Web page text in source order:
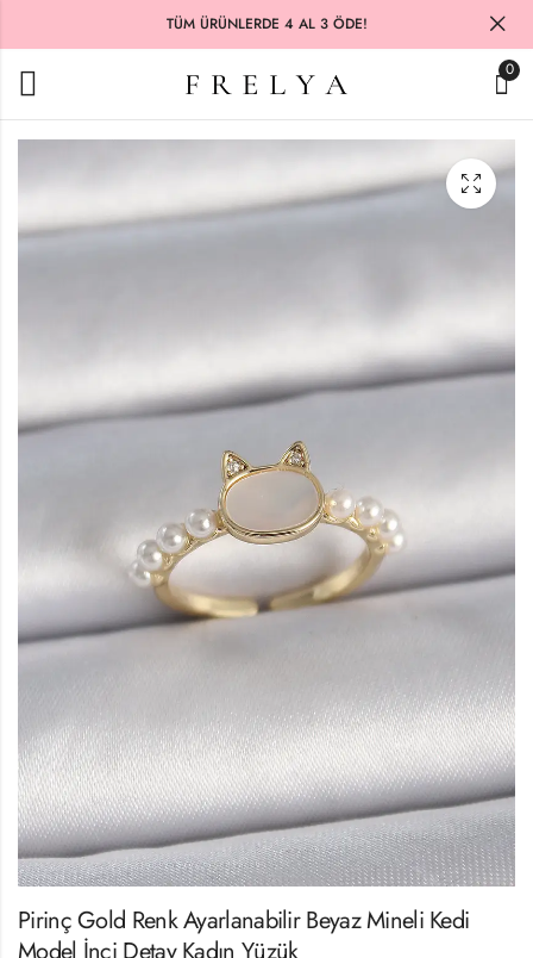
TÜM ÜRÜNLERDE 4 AL 3 ÖDE!
0
Pirinç Gold Renk Ayarlanabilir Beyaz Mineli Kedi